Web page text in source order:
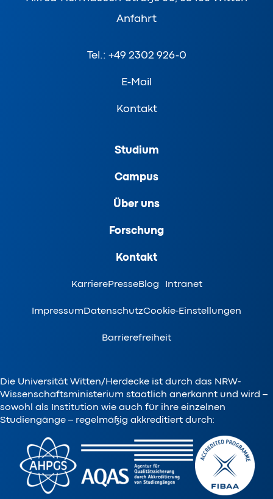
Anfahrt
Tel.: +49 2302 926-0
E-Mail
Kontakt
Studium
Campus
Über uns
Forschung
Kontakt
KarrierePresseBlog Intranet
ImpressumDatenschutzCookie-Einstellungen
Barrierefreiheit
Die Universität Witten/Herdecke ist durch das NRW-
Wissenschaftsministerium staatlich anerkannt und wird –
sowohl als Institution wie auch für ihre einzelnen
Studiengänge – regelmäßig akkreditiert durch: